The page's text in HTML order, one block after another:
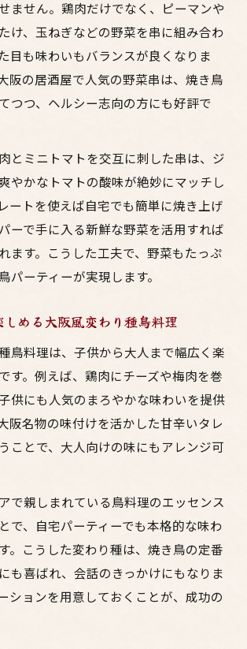
ません。鶏肉だけでなく、ピーマンや
け、玉ねぎなどの野菜を串に組み合わ
目も味わいもバランスが良くなりま
阪の居酒屋で人気の野菜串は、焼き鳥
つつ、ヘルシー志向の方にも好評で
とミニトマトを交互に刺した串は、ジ
やかなトマトの酸味が絶妙にマッチし
ートを使えば自宅でも簡単に焼き上げ
ーで手に入る新鮮な野菜を活用すれば
ます。こうした工夫で、野菜もたっぷ
パーティーが実現します。
める大阪風変わり種鳥料理
鳥料理は、子供から大人まで幅広く楽
す。例えば、鶏肉にチーズや梅肉を巻
供にも人気のまろやかな味わいを提供
阪名物の味付けを活かした甘辛いタレ
ことで、大人向けの味にもアレンジ可
で親しまれている鳥料理のエッセンス
で、自宅パーティーでも本格的な味わ
。こうした変わり種は、焼き鳥の定番
も喜ばれ、会話のきっかけにもなりま
ションを用意しておくことが、成功の